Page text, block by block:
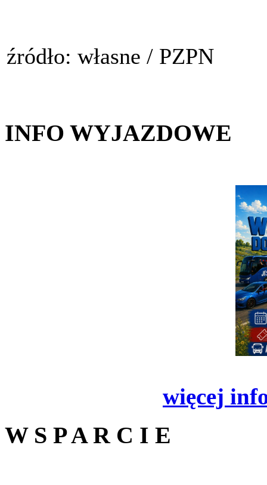
źródło: własne / PZPN
INFO WYJAZDOWE
więcej
W S P A R C I E